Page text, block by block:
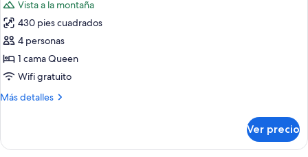
Mountain
View)
vista
a
la
montaña
(Superior
View)
fotos
de
Habitación
Deluxe,
1
cama
vista
Vista a la montaña
430 pies cuadrados
4 personas
1 cama Queen
Wifi gratuito
Más detalles
Más
Deluxe,
Ver precio